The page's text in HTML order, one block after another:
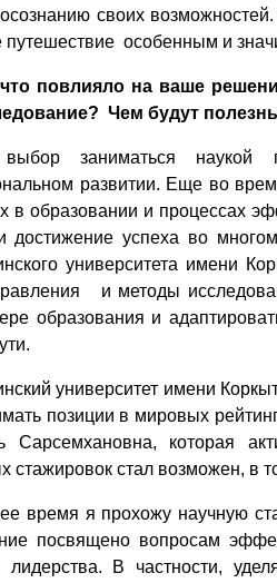
осознанию своих
путешествие особенным и
повлияло на ваше
Чем будут
заниматься наукой
развитии. Еще во
в образовании и процессах
достижение успеха во
университета имени
и методы
образования и
университет имени
позиции в мировых
Сарсемхановна, которая
стажировок стал возможен, в
время я прохожу научную
посвящено вопросам
лидерства. В частности,